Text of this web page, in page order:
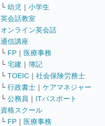
└ 幼児 ｜ 小学生
英会話教室
オンライン英会話
通信講座
└ FP ｜ 医療事務
└ 宅建 ｜ 簿記
└ TOEIC ｜ 社会保険労務士
└ 行政書士 ｜ ケアマネジャー
└ 公務員 ｜ ITパスポート
資格スクール
└ FP ｜ 医療事務